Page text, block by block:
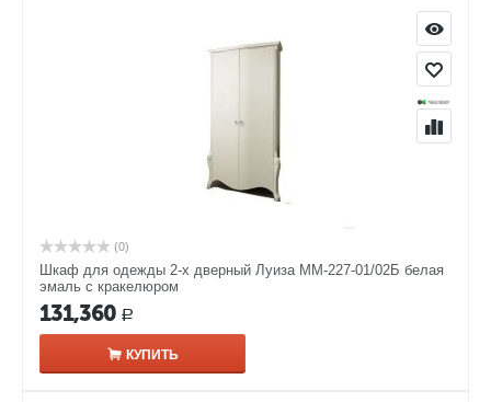
(0)
Шкаф для одежды 2-х дверный Луиза ММ-227-01/02Б белая
эмаль с кракелюром
131,360 Р
КУПИТЬ